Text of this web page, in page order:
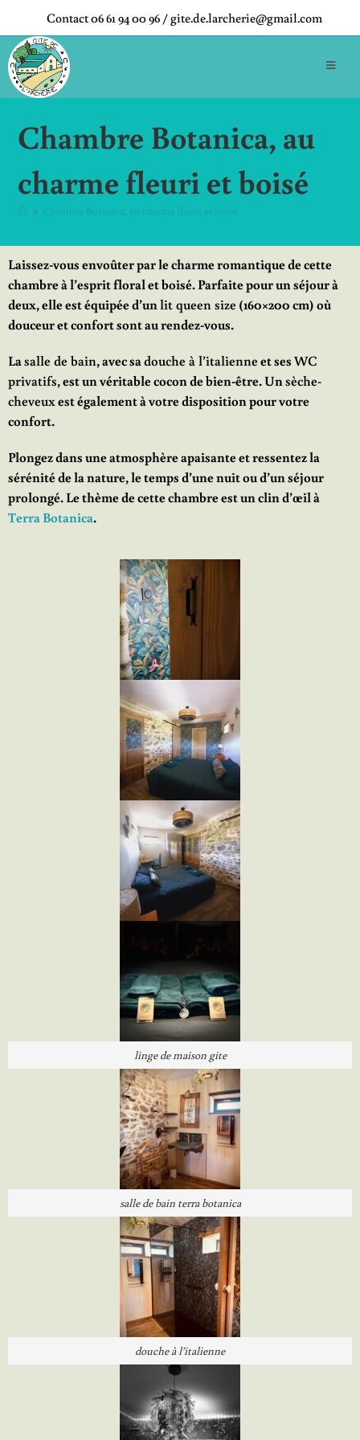
Contact 06 61 94 00 96 / gite.de.larcherie@gmail.com
Chambre Botanica, au
charme fleuri et boisé
> Chambre Botanica, au charme fleuri et boisé
Laissez-vous envoûter par le charme romantique de cette
chambre à l’esprit floral et boisé. Parfaite pour un séjour à
deux, elle est équipée d’unlit queen size(160×200 cm) où
douceur et confort sont au rendez-vous.
Lasalle de bain, avec sadouche à l’italienneet sesWC
privatifs, est un véritable cocon de bien-être. Unsèche-
cheveuxest également à votre disposition pour votre
confort.
Plongez dans une atmosphère apaisante et ressentez la
sérénité de la nature, le temps d’une nuit ou d’un séjour
prolongé. Le thème de cette chambre est un clin d’œil à
Terra Botanica.
linge de maison gite
salle de bain terra botanica
douche à l’italienne